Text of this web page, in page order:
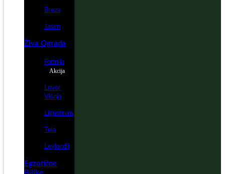
Breza
Jasen
Živa Ograda
Fotinija
Akcija
Lovor
Višnja
Ligustrum
Tuja
Leylandii
Egzotične